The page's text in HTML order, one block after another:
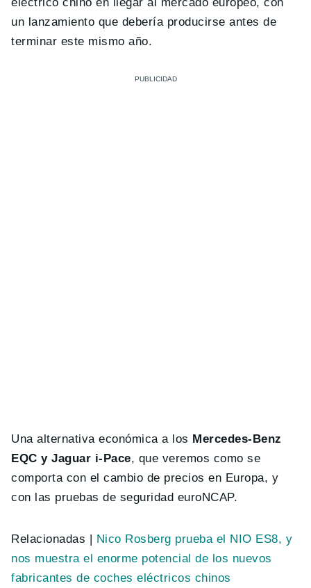
un lanzamiento que debería producirse antes de
terminar este mismo año.
Una alternativa económica a los Mercedes-Benz
EQC y Jaguar i-Pace, que veremos como se
comporta con el cambio de precios en Europa, y
con las pruebas de seguridad euroNCAP.
Relacionadas | Nico Rosberg prueba el NIO ES8, y
nos muestra el enorme potencial de los nuevos
fabricantes de coches eléctricos chinos